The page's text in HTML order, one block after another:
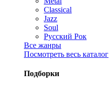
Classical
Jazz
Soul
Русский Рок
Все жанры
Посмотреть весь каталог
Подборки